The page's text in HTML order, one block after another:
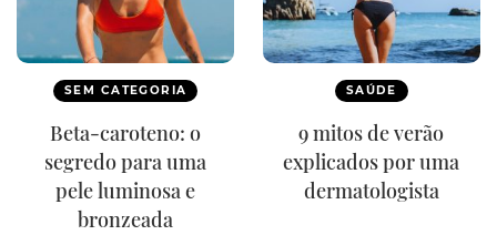
SEM CATEGORIA
Beta-caroteno: o
segredo para uma
pele luminosa e
bronzeada
SAÚDE
9 mitos de verão
explicados por uma
dermatologista